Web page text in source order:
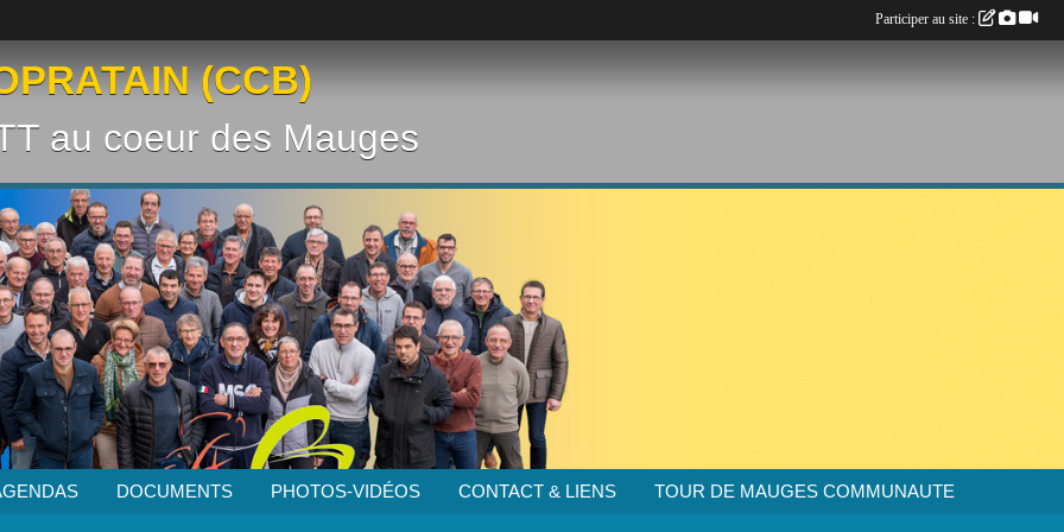
(CCB)
au coeur des Mauges
DOCUMENTS PHOTOS-VIDÉOS CONTACT & LIENS TOUR DE MAUGES COMMUNAUTE
Participer au site :